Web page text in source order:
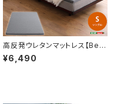
高反発ウレタンマットレス【Bele
za5-ベレーザ・ファイブ-】(シン
グル) ORM-05S
¥6,490